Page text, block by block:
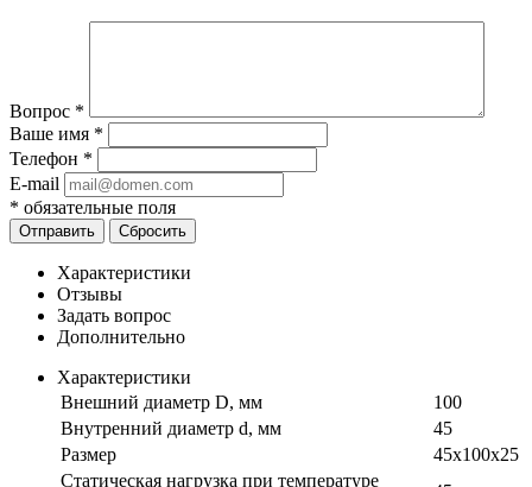
Вопрос *
Ваше имя *
Телефон *
E-mail
* обязательные поля
Отправить Сбросить
Характеристики
Отзывы
Задать вопрос
Дополнительно
Характеристики
Внешний диаметр D, мм
100
Внутренний диаметр d, мм
45
Размер
45х100х25
Статическая нагрузка при температуре